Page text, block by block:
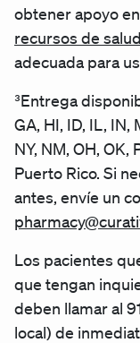
obtener apoyo
recursos de
adecuada para
³Entrega
GA, HI, ID, IL, IN,
NY, NM, OH, OK,
Puerto Rico. Si
antes, envíe un
Los pacientes
que tengan
deben llamar al
local) de